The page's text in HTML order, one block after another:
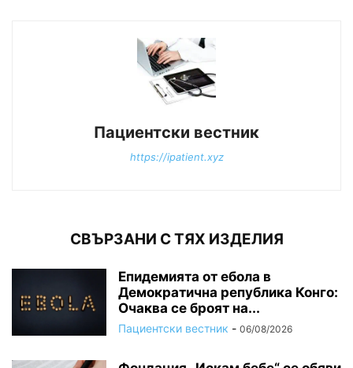
Пациентски вестник
https://ipatient.xyz
СВЪРЗАНИ С ТЯХ ИЗДЕЛИЯ
Епидемията от ебола в
Демократична република Конго:
Очаква се броят на...
Пациентски вестник - 06/08/2026